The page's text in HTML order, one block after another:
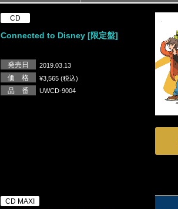
CD
Connected to Disney [限定盤]
発売日 2019.03.13
価 格 ¥3,565 (税込)
品 番 UWCD-9004
CD MAXI